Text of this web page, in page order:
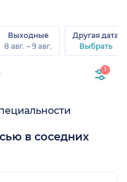
Выходные
8 авг. – 9 авг.
Другая дата
Выбрать
1
в соседних